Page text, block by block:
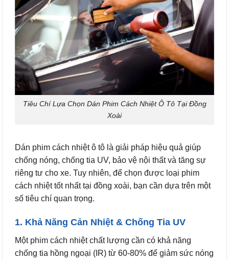
Tiêu Chí Lựa Chọn Dán Phim Cách Nhiệt Ô Tô Tại Đồng
Xoài
Dán phim cách nhiệt ô tô là giải pháp hiệu quả giúp
chống nóng, chống tia UV, bảo vệ nội thất và tăng sự
riêng tư cho xe. Tuy nhiên, để chọn được loại phim
cách nhiệt tốt nhất tại đồng xoài, bạn cần dựa trên một
số tiêu chí quan trọng.
1. Khả Năng Cản Nhiệt & Chống Tia UV
Một phim cách nhiệt chất lượng cần có khả năng
chống tia hồng ngoại (IR) từ 60-80% để giảm sức nóng